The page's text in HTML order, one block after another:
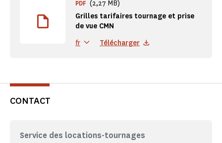
Grilles tarifaires tournage et prise
de vue CMN
PDF (2,27 MB)
fr Télécharger
CONTACT
Service des locations-tournages